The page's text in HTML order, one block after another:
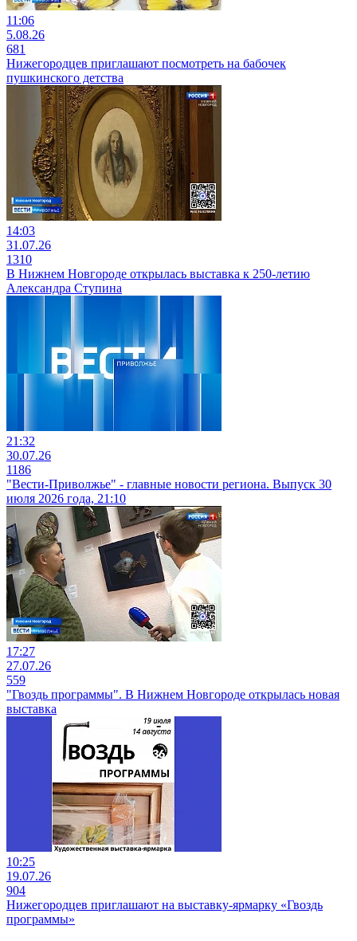
11:06
5.08.26
681
Нижегородцев приглашают посмотреть на бабочек
пушкинского детства
14:03
31.07.26
1310
В Нижнем Новгороде открылась выставка к 250-летию
Александра Ступина
21:32
30.07.26
1186
"Вести-Приволжье" - главные новости региона. Выпуск 30
июля 2026 года, 21:10
17:27
27.07.26
559
"Гвоздь программы". В Нижнем Новгороде открылась новая
выставка
10:25
19.07.26
904
Нижегородцев приглашают на выставку-ярмарку «Гвоздь
программы»